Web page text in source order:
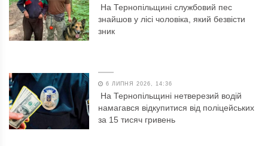
На Тернопільщині службовий пес
знайшов у лісі чоловіка, який безвісти
зник
6 ЛИПНЯ 2026, 14:36
На Тернопільщині нетверезий водій
намагався відкупитися від поліцейських
за 15 тисяч гривень